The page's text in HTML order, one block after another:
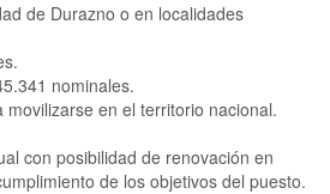
de Durazno o en localidades
nominales.
movilizarse en el territorio nacional.
con posibilidad de renovación en
de los objetivos del puesto.